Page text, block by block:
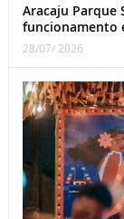
Aracaju Parque
funcionamento
28/07/ 2026